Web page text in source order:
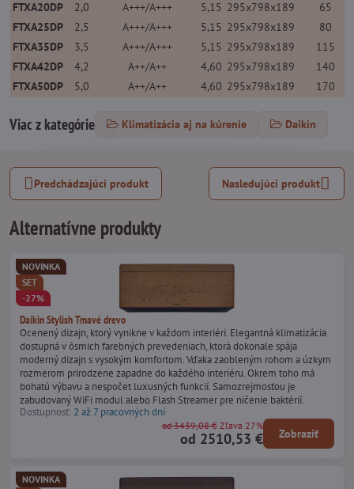
FTXA20DP
2,0 A+++/A+++ 5,15 295x798x189
65
FTXA25DP
2,5 A+++/A+++ 5,15 295x798x189
80
FTXA35DP
3,5 A+++/A+++ 5,15 295x798x189
115
FTXA42DP
4,2 A++/A++ 4,60 295x798x189
140
FTXA50DP
5,0 A++/A++ 4,60 295x798x189 170
Viac z kategórie Klimatizácia aj na kúrenie Daikin
Predchádzajúci produkt Nasledujúci produkt
Alternatívne produkty
Daikin Stylish Tmavé drevo
NOVINKA
SET
-27%
Ocenený dizajn, ktorý vynikne v každom interiéri. Elegantná klimatizácia
dostupná v ôsmich farebných prevedeniach, ktorá dokonale spája
moderný dizajn s vysokým komfortom. Vďaka zaobleným rohom a úzkym
rozmerom prirodzene zapadne do každého interiéru. Okrem toho má
bohatú výbavu a nespočet luxusných funkcií. Samozrejmosťou je
zabudovaný WiFi modul alebo Flash Streamer pre ničenie baktérií.
Dostupnosť: 2 až 7 pracovných dní
od 2510,53 €
od 3439,08 € Zľava 27%
Zobraziť
NOVINKA